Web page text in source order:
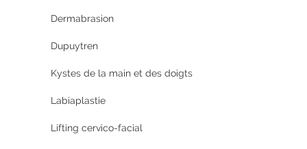
Dermabrasion
Dupuytren
Kystes de la main et des doigts
Labiaplastie
Lifting cervico-facial